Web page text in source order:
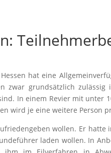
hat eine
zwar grundsätzlich
In einem Revier mit unter
wird je eine weitere Person
wollen. Er hatte
laden wollen. In